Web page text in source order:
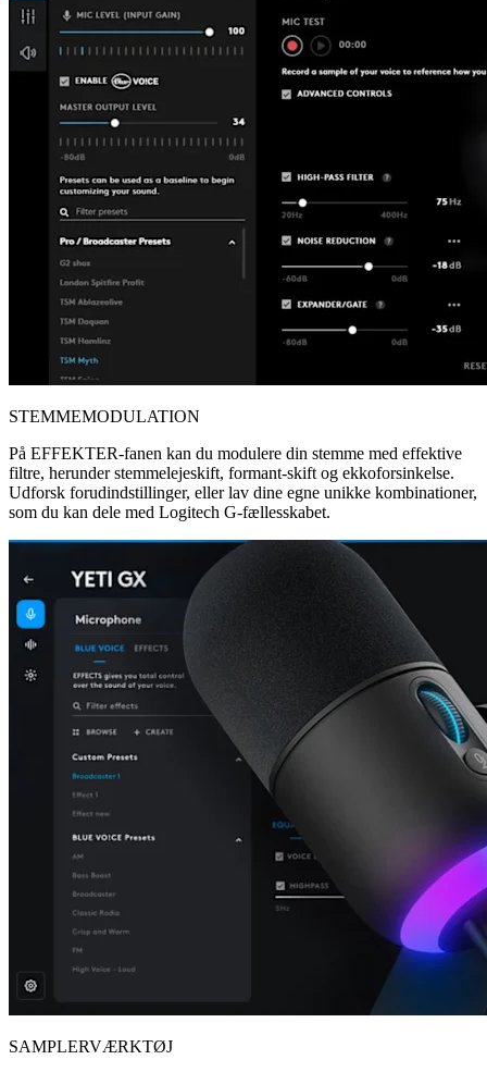
STEMMEMODULATION
På EFFEKTER-fanen kan du modulere din stemme med effektive
filtre, herunder stemmelejeskift, formant-skift og ekkoforsinkelse.
Udforsk forudindstillinger, eller lav dine egne unikke kombinationer,
som du kan dele med Logitech G-fællesskabet.
SAMPLERVÆRKTØJ